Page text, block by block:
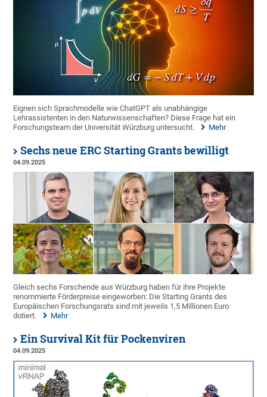
Eignen sich Sprachmodelle wie ChatGPT als unabhängige
Lehrassistenten in den Naturwissenschaften? Diese Frage hat ein
Forschungsteam der Universität Würzburg untersucht.
Mehr
Sechs neue ERC Starting Grants bewilligt
04.09.2025
Gleich sechs Forschende aus Würzburg haben für ihre Projekte
renommierte Förderpreise eingeworben: Die Starting Grants des
Europäischen Forschungsrats sind mit jeweils 1,5 Millionen Euro
dotiert.
Mehr
Ein Survival Kit für Pockenviren
04.09.2025